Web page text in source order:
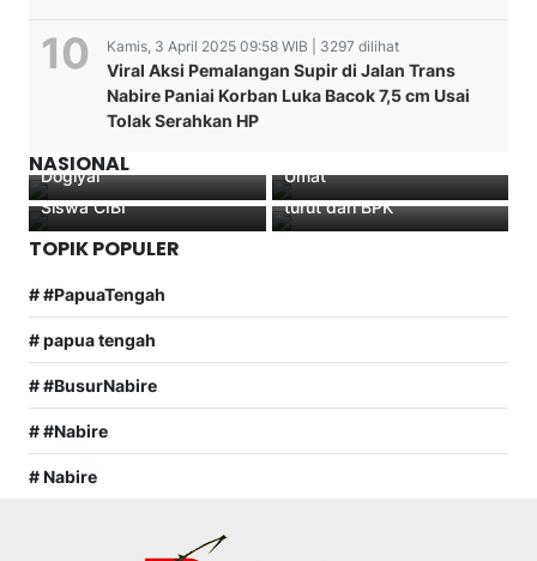
Kamis, 3 April 2025 09:58 WIB | 3297 dilihat
Viral Aksi Pemalangan Supir di Jalan Trans
Nabire Paniai Korban Luka Bacok 7,5 cm Usai
Tolak Serahkan HP
NASIONAL
Polsek Kamu Bentuk
Dogiyai
Kapolres Nabire
Umat
Pusat Riset Pendidikan
BRIN Kunjungi Sekolah
GenIUS, Bahas Kolaborasi
Pendidikan untuk
Indonesia Timur dan
Siswa CIBI
Delapan Tahun Berturut-
turut dari BPK
TOPIK POPULER
# #PapuaTengah
# papua tengah
# #BusurNabire
# #Nabire
# Nabire